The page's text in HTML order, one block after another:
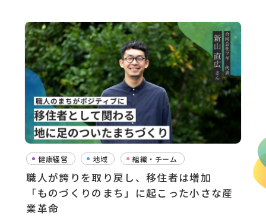
健康経営 地域 組織・チーム
職人が誇りを取り戻し、移住者は増加
「ものづくりのまち」に起こった小さな産
業革命